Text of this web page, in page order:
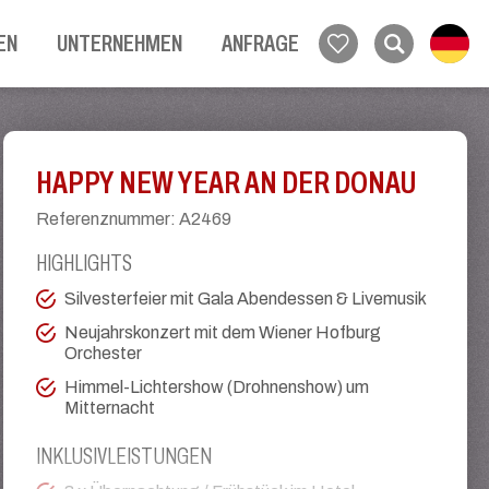
UNTERNEHMEN ANFRAGE
HAPPY NEW YEAR AN DER DONAU
Referenznummer:A2469
HIGHLIGHTS
Silvesterfeier mit Gala Abendessen & Livemusik
Neujahrskonzert mit dem Wiener Hofburg
Orchester
Himmel-Lichtershow (Drohnenshow) um
Mitternacht
INKLUSIVLEISTUNGEN